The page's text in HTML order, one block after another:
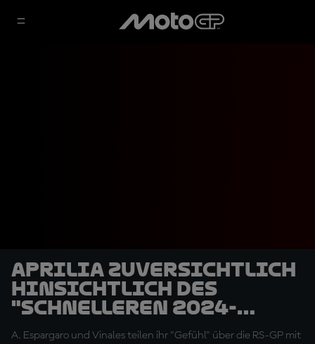
Aprilia zuversichtlich
hinsichtlich des
"schnelleren 2024-
Pakets"
A. Espargaro und Vinales teilen ihr "Gefühl" über die RS-GP mit